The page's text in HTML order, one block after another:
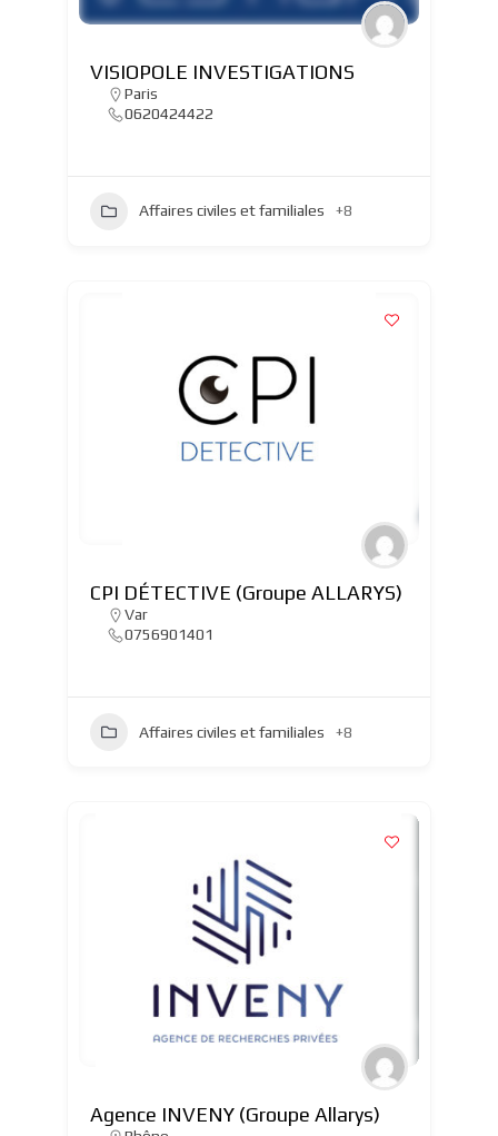
VISIOPOLE INVESTIGATIONS
Paris
0620424422
Affaires civiles et familiales +8
CPI DÉTECTIVE (Groupe ALLARYS)
Var
0756901401
Affaires civiles et familiales +8
Agence INVENY (Groupe Allarys)